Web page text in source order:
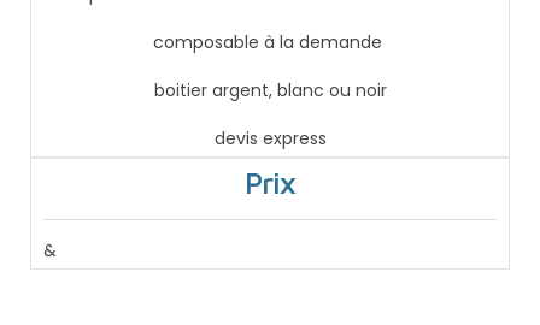
composable à la demande
boitier argent, blanc ou noir
devis express
Prix
&